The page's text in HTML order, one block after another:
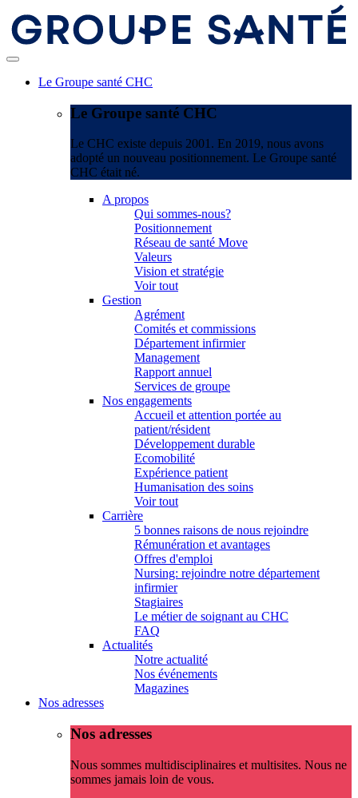
Le Groupe santé CHC
Le Groupe santé CHC
Le CHC existe depuis 2001. En 2019, nous avons
adopté un nouveau positionnement. Le Groupe santé
CHC était né.
A propos
Qui sommes-nous?
Positionnement
Réseau de santé Move
Valeurs
Vision et stratégie
Voir tout
Gestion
Agrément
Comités et commissions
Département infirmier
Management
Rapport annuel
Services de groupe
Nos engagements
Accueil et attention portée au
patient/résident
Développement durable
Ecomobilité
Expérience patient
Humanisation des soins
Voir tout
Carrière
5 bonnes raisons de nous rejoindre
Rémunération et avantages
Offres d'emploi
Nursing: rejoindre notre département
infirmier
Stagiaires
Le métier de soignant au CHC
FAQ
Actualités
Notre actualité
Nos événements
Magazines
Nos adresses
Nos adresses
Nous sommes multidisciplinaires et multisites. Nous ne
sommes jamais loin de vous.